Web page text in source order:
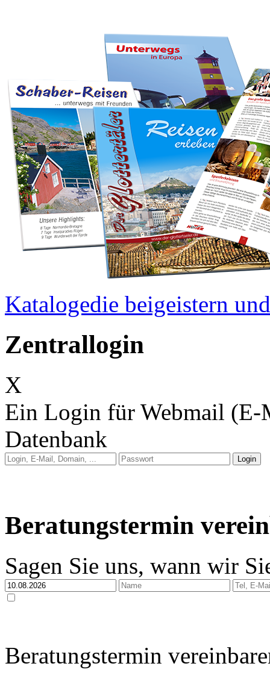
Katalogedie beigeistern
Zentrallogin
X
Ein Login für Webmail (E-
Datenbank
Beratungstermin
Sagen Sie uns, wann wir
Beratungstermin